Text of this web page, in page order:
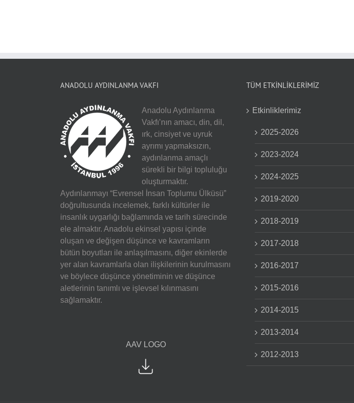
ANADOLU AYDINLANMA VAKFI
Anadolu Aydınlanma
Vakfı’nın amacı, din, dil,
ırk, cinsiyet ve uyruk
ayrımı yapmaksızın,
aydınlanma amaçlı
sürekli bir bilgi topluluğu
oluşturmaktır.
Aydınlanmayı “Evrensel İnsan Toplumu Ülküsü”
doğrultusunda incelemek, farklı kültürler ile
insanlık uygarlığı bağlamında ve tarih sürecinde
ele almaktır. Anadolu ekinsel yapısı içinde
oluşan ve değişen düşünce ve kavramların
bütün boyutları ile anlaşılmasını, diğer ekinlerde
yer alan kavramlarla olan ilişkilerinin kurulmasını
ve böylece düşünce yönetiminin ve düşünce
aletlerinin tanımlı ve işlevsel kılınmasını
sağlamaktır.
AAV LOGO
TÜM ETKİNLİKLERİMİZ
Etkinliklerimiz
2025-2026
2023-2024
2024-2025
2019-2020
2018-2019
2017-2018
2016-2017
2015-2016
2014-2015
2013-2014
2012-2013